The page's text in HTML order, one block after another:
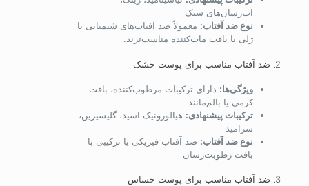
آب‌رسان‌های سبک
نوع ضد آفتاب: معمولاً ضد آفتاب‌های شیمیایی یا
ژلی با بافت مات‌کننده مناسب‌ترند.
2. ضد آفتاب مناسب برای پوست خشک
ویژگی‌ها: دارای ترکیبات مرطوب‌کننده، بافت
کرمی یا بالم‌مانند
ترکیبات پیشنهادی: هیالورونیک اسید، گلیسیرین،
سرامید
نوع ضد آفتاب: ضد آفتاب فیزیکی یا ترکیبی با
بافت رطوبت‌رسان
3. ضد آفتاب مناسب برای پوست حساس